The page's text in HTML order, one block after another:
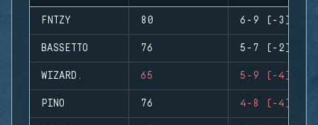
FNTZY 80 6-9 (-3)
BASSETTO 76 5-7 (-2)
WIZARD. 65 5-9 (-4)
PINO 76 4-8 (-4)